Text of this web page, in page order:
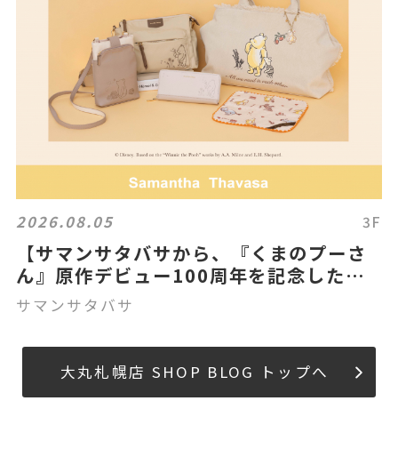
2026.08.05 3F
【サマンサタバサから、『くまのプーさ
ん』原作デビュー100周年を記念した
「クラシック プー」コレクションを発
売！】
サマンサタバサ
大丸札幌店 SHOP BLOG トップへ